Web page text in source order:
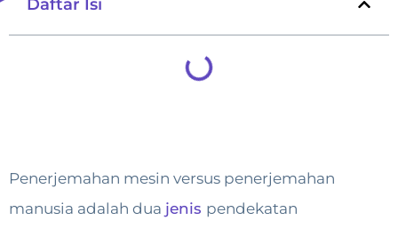
Daftar Isi
Penerjemahan mesin versus penerjemahan
manusia adalah dua jenis pendekatan